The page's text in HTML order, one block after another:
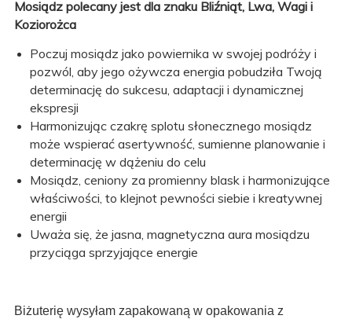
Mosiądz polecany jest dla znaku Bliźniąt, Lwa, Wagi i
Koziorożca
Poczuj mosiądz jako powiernika w swojej podróży i
pozwól, aby jego ożywcza energia pobudziła Twoją
determinację do sukcesu, adaptacji i dynamicznej
ekspresji
Harmonizując czakrę splotu słonecznego mosiądz
może wspierać asertywność, sumienne planowanie i
determinację w dążeniu do celu
Mosiądz, ceniony za promienny blask i harmonizujące
właściwości, to klejnot pewności siebie i kreatywnej
energii
Uważa się, że jasna, magnetyczna aura mosiądzu
przyciąga sprzyjające energie
Biżuterię wysyłam zapakowaną w opakowania z